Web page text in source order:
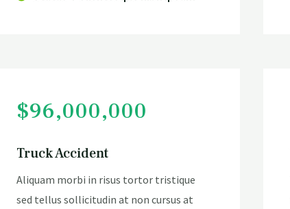
$96,000,000
Truck Accident
Aliquam morbi in risus tortor tristique
sed tellus sollicitudin at non cursus at